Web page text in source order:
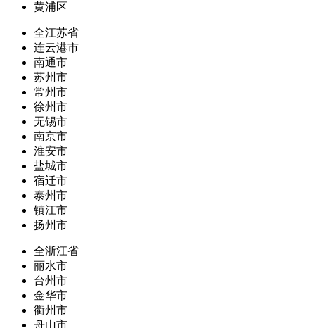
黄浦区
全江苏省
连云港市
南通市
苏州市
常州市
徐州市
无锡市
南京市
淮安市
盐城市
宿迁市
泰州市
镇江市
扬州市
全浙江省
丽水市
台州市
金华市
衢州市
舟山市